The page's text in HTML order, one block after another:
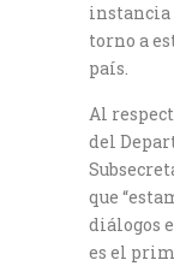
instancia
torno a
país.
Al
del
que
diálogos
es el